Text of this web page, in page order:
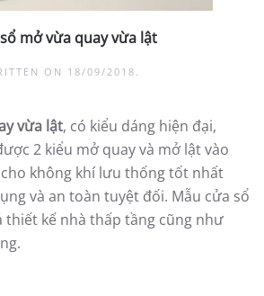
mở vừa quay vừa lật
ON 18/09/2018 .
vừa lật, có kiểu dáng hiện đại,
2 kiểu mở quay và mở lật vào
không khí lưu thống tốt nhất
và an toàn tuyệt đối. Mẫu cửa sổ
thiết kế nhà thấp tầng cũng như